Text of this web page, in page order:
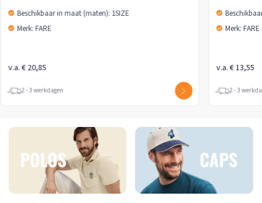
Beschikbaar in maat (maten): 1SIZE
Merk: FARE
v.a. € 20,85
2 - 3 werkdagen
Merk: FARE
v.a. € 13,55
2 - 3